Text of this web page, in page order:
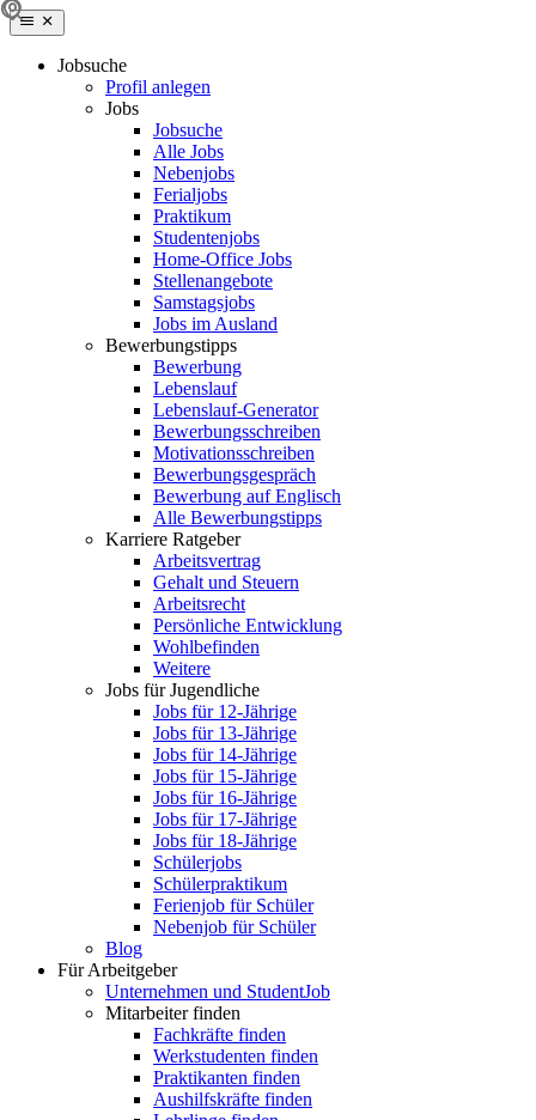
Jobsuche
Profil anlegen
Jobs
Jobsuche
Alle Jobs
Nebenjobs
Ferialjobs
Praktikum
Studentenjobs
Home-Office Jobs
Stellenangebote
Samstagsjobs
Jobs im Ausland
Bewerbungstipps
Bewerbung
Lebenslauf
Lebenslauf-Generator
Bewerbungsschreiben
Motivationsschreiben
Bewerbungsgespräch
Bewerbung auf Englisch
Alle Bewerbungstipps
Karriere Ratgeber
Arbeitsvertrag
Gehalt und Steuern
Arbeitsrecht
Persönliche Entwicklung
Wohlbefinden
Weitere
Jobs für Jugendliche
Jobs für 12-Jährige
Jobs für 13-Jährige
Jobs für 14-Jährige
Jobs für 15-Jährige
Jobs für 16-Jährige
Jobs für 17-Jährige
Jobs für 18-Jährige
Schülerjobs
Schülerpraktikum
Ferienjob für Schüler
Nebenjob für Schüler
Blog
Für Arbeitgeber
Unternehmen und StudentJob
Mitarbeiter finden
Fachkräfte finden
Werkstudenten finden
Praktikanten finden
Aushilfskräfte finden